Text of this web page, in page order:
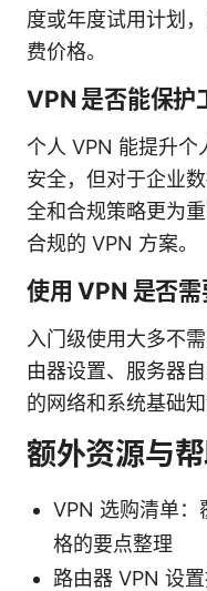
度或年度试用计划
费价格。
VPN 是否能保护
个人 VPN 能提升个
安全，但对于企业
全和合规策略更为
合规的 VPN 方案。
使用 VPN 是否需
入门级使用大多不
由器设置、服务器
的网络和系统基础知
额外资源与
VPN 选购清单：
格的要点整理
路由器 VPN 设